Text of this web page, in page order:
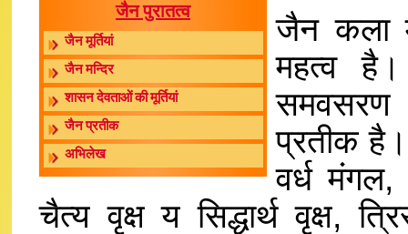
जैन पुरातत्व
जैन मूर्तियां
जैन मन्दिर
शासन देवताओं की मूर्तियां
जैन प्रतीक
अभिलेख
जैन कला
महत्व
समवसरण
प्रतीक
वर्ध मंगल,
चैत्य वृक्ष य सिद्धार्थ वृक्ष,